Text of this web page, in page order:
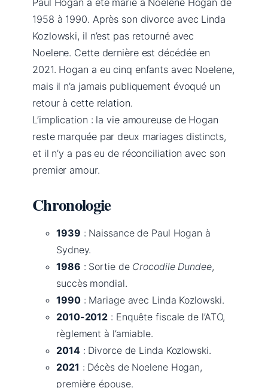
1958 à 1990. Après son divorce avec Linda
Kozlowski, il n’est pas retourné avec
Noelene. Cette dernière est décédée en
2021. Hogan a eu cinq enfants avec Noelene,
mais il n’a jamais publiquement évoqué un
retour à cette relation.
L’implication : la vie amoureuse de Hogan
reste marquée par deux mariages distincts,
et il n’y a pas eu de réconciliation avec son
premier amour.
Chronologie
1939 : Naissance de Paul Hogan à
Sydney.
1986 : Sortie de Crocodile Dundee,
succès mondial.
1990: Mariage avec Linda Kozlowski.
2010-2012 : Enquête fiscale de l’ATO,
règlement à l’amiable.
2014: Divorce de Linda Kozlowski.
2021 : Décès de Noelene Hogan,
première épouse.